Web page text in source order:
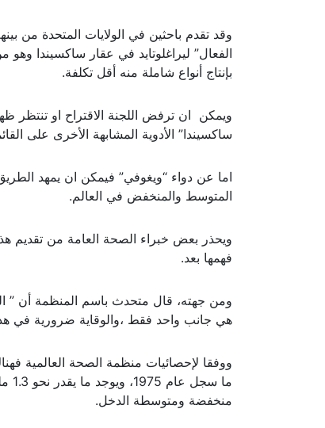
الفعال” ليراغلوتايد في عقار ساكسيندا
بإنتاج أنواع شاملة منه أقل تكلفة.
ويمكن ان ترفض اللجنة الاقتراح او تنتظر
ساكسيندا” الأدوية المشابهة الأخرى على
اما عن دواء “ويغوفي” فيمكن ان يمهد
المتوسط والمنخفض في العالم.
ويحذر بعض خبراء الصحة العامة من تقديم
فهمها بعد.
ومن جهته، قال متحدث باسم المنظمة أن ”
هي جانب واحد فقط ،والوقاية ضرورية في
منخفضة ومتوسطة الدخل.